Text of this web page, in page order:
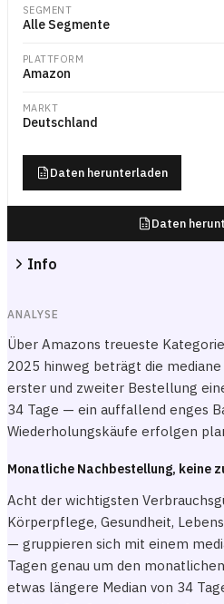
SEGMENT
Alle Segmente
PLATTFORM
Amazon
MARKT
Deutschland
Daten herunterladen
Daten
Info
ANALYSE
Über Amazons treueste
2025 hinweg beträgt die
erster und zweiter Bestellung
34 Tage — ein auffallend enges
Wiederholungskäufe erfolgen
Monatliche Nachbestellung, keine
Acht der wichtigsten
Körperpflege, Gesundheit,
— gruppieren sich mit einem
Tagen genau um den
etwas längere Median von 34